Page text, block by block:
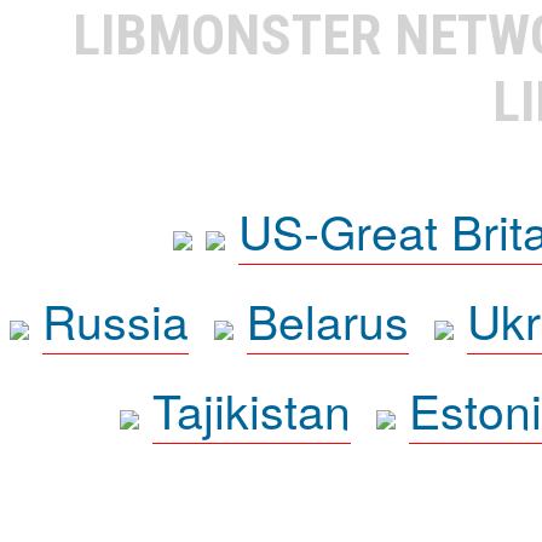
LIBMONSTER
US-Great
Russia
Belarus
Tajikistan